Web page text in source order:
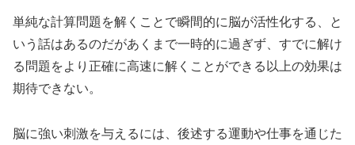
単純な計算問題を解くことで瞬間的に脳が活性化する、と
いう話はあるのだがあくまで一時的に過ぎず、すでに解け
る問題をより正確に高速に解くことができる以上の効果は
期待できない。
脳に強い刺激を与えるには、後述する運動や仕事を通じた